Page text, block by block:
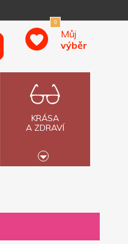
0
Můj
výběr
KRÁSA
A ZDRAVÍ